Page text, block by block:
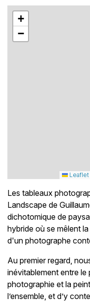
Les tableaux
Landscape de
dichotomique de
hybride où se mêlent
d'un photographe
Au premier regard,
inévitablement entre le
photographie et la
l’ensemble, et d’y
+
−
Leaflet